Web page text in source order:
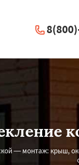
— монтаж: крыш,